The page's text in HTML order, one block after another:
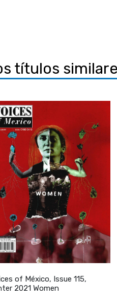
títulos
of México, Issue 115,
2021 Women